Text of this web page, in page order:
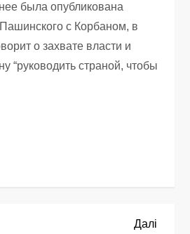
была опубликована
с Корбаном, в
о захвате власти и
“руководить страной, чтобы
Далі